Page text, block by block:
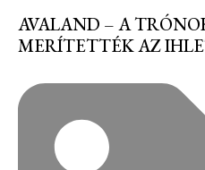
AVALAND – A
MERÍTETTÉK AZ